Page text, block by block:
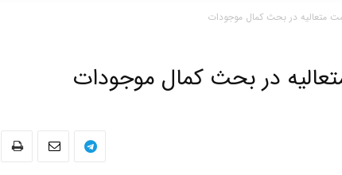
متعالیه در بحث کمال موجودات
در بحث کمال موجودات